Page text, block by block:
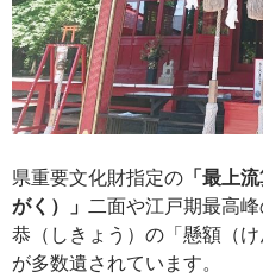
県重要文化財指定の 「最上
がく）」 二面や江戸期最高
恭（しきょう）の「懸額（
が多数遺されています。